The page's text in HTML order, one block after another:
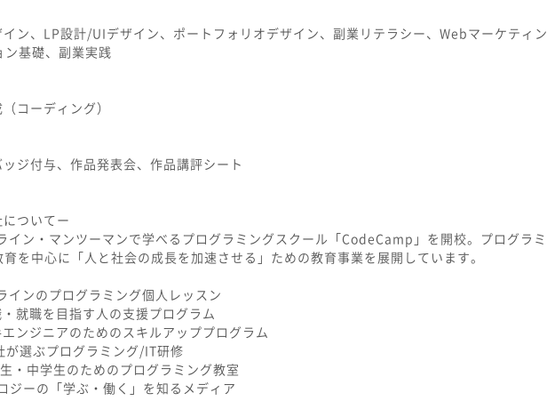
ン、LP設計/UIデザイン、ポートフォリオデザイン、副業リテラシー、Webマーケティン
基礎、副業実践
コーディング）
ジ付与、作品発表会、作品講評シート
ついてー
ン・マンツーマンで学べるプログラミングスクール「CodeCamp」を開校。プログラミ
を中心に「人と社会の成長を加速させる」ための教育事業を展開しています。
ンのプログラミング個人レッスン
就職を目指す人の支援プログラム
ンジニアのためのスキルアッププログラム
選ぶプログラミング/IT研修
・中学生のためのプログラミング教室
ーの「学ぶ・働く」を知るメディア